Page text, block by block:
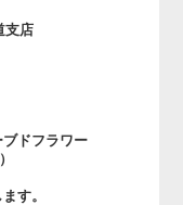
支店
ドフラワー
す。